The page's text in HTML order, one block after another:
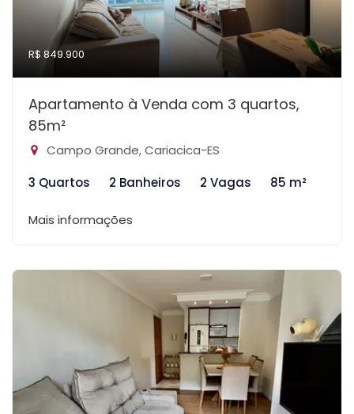
R$ 849.900
Apartamento à Venda com 3 quartos,
85m²
Campo Grande, Cariacica-ES
3 Quartos
2 Banheiros 2 Vagas 85 m²
Mais informações